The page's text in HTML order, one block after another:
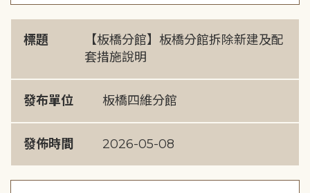
標題
【板橋分館】板橋分館拆除新建及配
套措施說明
發布單位 板橋四維分館
發佈時間 2026-05-08